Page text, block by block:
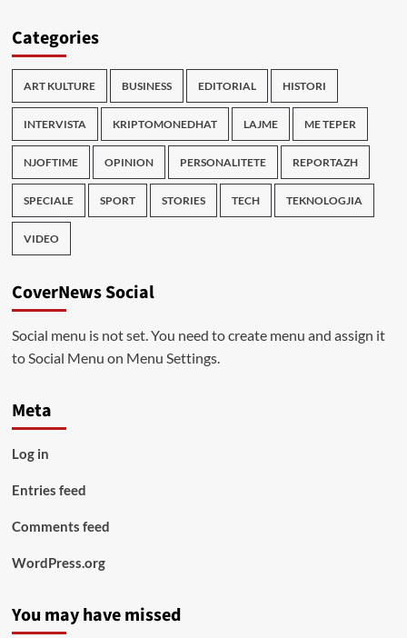
Categories
ART KULTURE BUSINESS EDITORIAL HISTORI
INTERVISTA KRIPTOMONEDHAT LAJME ME TEPER
NJOFTIME OPINION PERSONALITETE REPORTAZH
SPECIALE SPORT STORIES TECH TEKNOLOGJIA
VIDEO
CoverNews Social
Social menu is not set. You need to create menu and assign it
to Social Menu on Menu Settings.
Meta
Log in
Entries feed
Comments feed
WordPress.org
You may have missed